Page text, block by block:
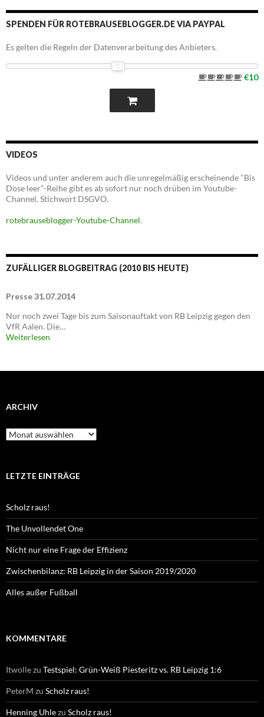
SPENDEN FÜR ROTEBRAUSEBLOGGER.DE VIA PAYPAL
Es gelten die Regeln der Datenverarbeitung des Anbieters.
€10
VIDEOS
Videos und unter anderem auch die unregelmäßig erscheinende "Bis
Dose leer"-Reihe gibt es ab sofort nur noch drüben im Youtube-
Channel. Stichwort DSGVO.
rotebrauseblogger-Youtube-Channel.
ZUFÄLLIGER BLOGBEITRAG (2010 BIS HEUTE)
Presse 31.07.2014
Nur noch zwei Tage bis zum Saisonauftakt von RB Leipzig gegen den
VfR Aalen. Die…
Weiterlesen
ARCHIV
Archiv
LETZTE EINTRÄGE
Scholz raus!
The Unvollendet One
Nicht nur eine Frage der Effizienz
Zwischenbilanz: RB Leipzig in der Saison 2019/2020
Alles außer Fußball
KOMMENTARE
Itwollezu Testspiel: Grün-Weiß Piesteritz vs. RB Leipzig 1:6
PeterM zu Scholz raus!
Henning Uhlezu Scholz raus!